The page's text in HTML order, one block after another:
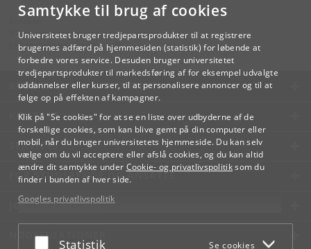
Samtykke til brug af cookies
Universitetet bruger tredjepartsprodukter til at registrere
brugernes adfærd på hjemmesiden (statistik) for løbende at
forbedre vores service. Desuden bruger universitetet
tredjepartsprodukter til markedsføring af for eksempel udvalgte
uddannelser eller kurser, til at personalisere annoncer og til at
følge op på effekten af kampagner.
Klik på "Se cookies" for at se en liste over udbyderne af de
forskellige cookies, som kan blive gemt på din computer eller
mobil, når du bruger universitetets hjemmeside. Du kan selv
vælge om du vil acceptere eller afslå cookies, og du kan altid
ændre dit samtykke under Cookie- og privatlivspolitiksom du
finder i bunden af hver side.
Googles privatlivspolitik
Acceptér eller afslå
Statistik Se cookies
Videreuddannelse og Livslang Læring
lifelonglearning@adm.ku.dk
KØBENHAVNS UNIVERSITET
KONTAKT
SERVICES
FOR STUDERENDE OG ANSATTE
JOB OG KARRIERE
NØDSITUATIONER